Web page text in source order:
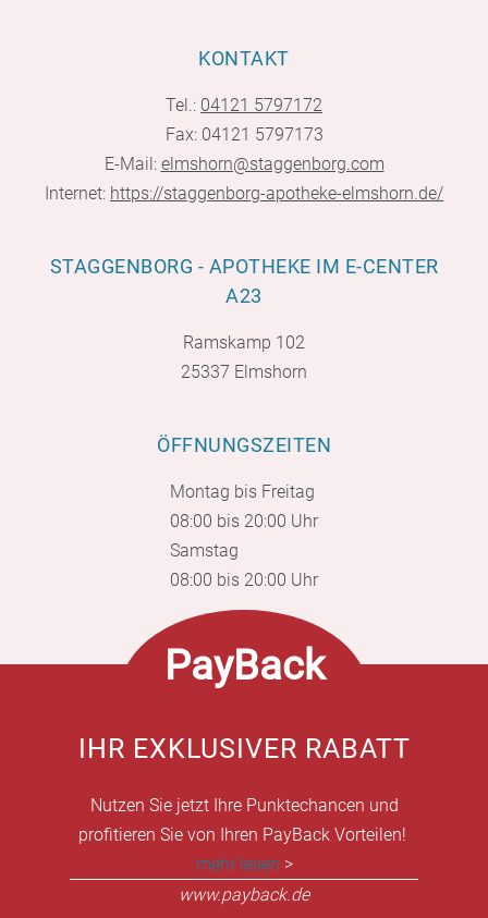
KONTAKT
Tel.: 04121 5797172
Fax: 04121 5797173
E-Mail: elmshorn@staggenborg.com
Internet: https://staggenborg-apotheke-elmshorn.de/
STAGGENBORG - APOTHEKE IM E-CENTER
A23
Ramskamp 102
25337 Elmshorn
ÖFFNUNGSZEITEN
Montag bis Freitag
08:00 bis 20:00 Uhr
Samstag
08:00 bis 20:00 Uhr
PayBack
IHR EXKLUSIVER RABATT
Nutzen Sie jetzt Ihre Punktechancen und
profitieren Sie von Ihren PayBack Vorteilen!
mehr lesen >
www.payback.de